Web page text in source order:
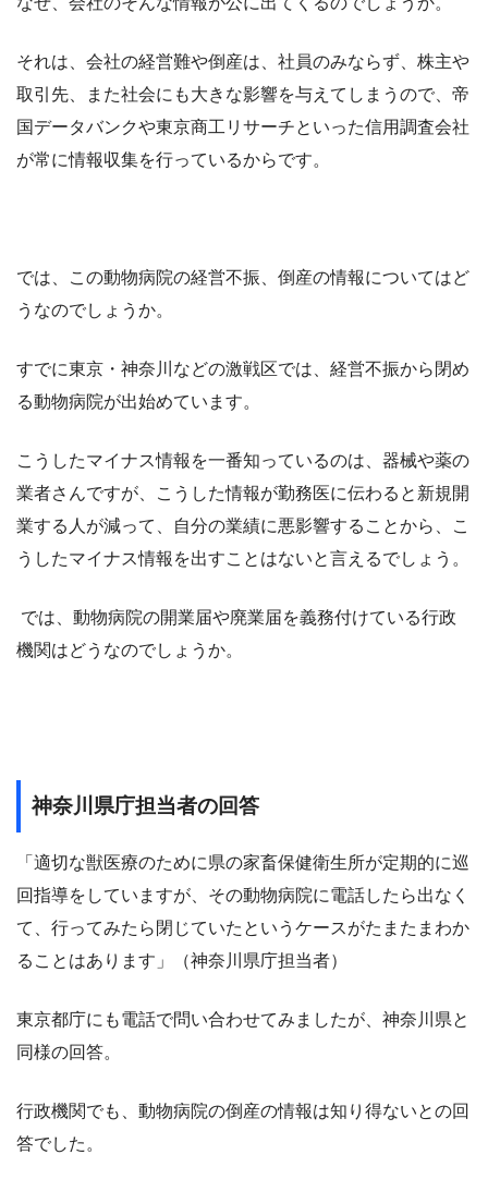
それは、 会社の経営難や倒産は、社員のみならず、株主や
取引先、また社会にも大きな影響を与えてしまうので、 帝
国データバンクや東京商工リサーチといった信用調査会社
が常に情報収集を行っているからです。
では、この動物病院の経営不振、倒産の情報についてはど
うなのでしょうか。
すでに東京・神奈川などの激戦区では、経営不振から閉め
る動物病院が出始めています。
こうしたマイナス情報を一番知っているのは、器械や薬の
業者さんですが、
こうした情報が勤務医に伝わると新規開
業する人が減って、自分の業績に悪影響することから、
こ
うしたマイナス情報を出すことはないと言えるでしょう。
では、動物病院の開業届や廃業届を義務付けている行政
機関はどうなのでしょうか。
神奈川県庁担当者の回答
「適切な獣医療のために県の家畜保健衛生所が定期的に巡
回指導をしていますが、 その動物病院に電話したら出なく
て、 行ってみたら閉じていたというケースがたまたまわか
ることはあります」（神奈川県庁担当者）
東京都庁にも電話で問い合わせてみましたが、神奈川県と
同様の回答。
行政機関でも、動物病院の倒産の情報は知り得ないとの回
答でした。